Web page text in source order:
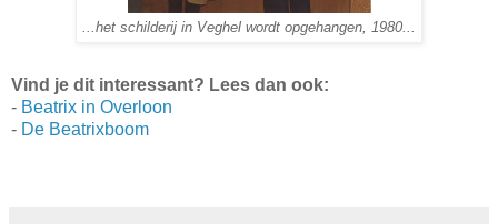
...het schilderij in Veghel wordt opgehangen, 1980...
Vind je dit interessant? Lees dan ook:
- Beatrix in Overloon
- De Beatrixboom